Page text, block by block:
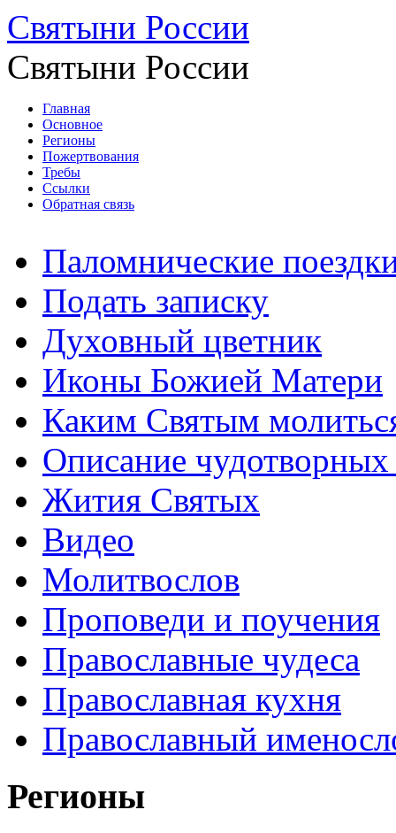
Святыни России
Святыни России
Главная
Основное
Регионы
Пожертвования
Требы
Ссылки
Обратная связь
Паломнические
Подать записку
Духовный цветник
Иконы Божией Матери
Каким Святым
Описание
Жития Святых
Видео
Молитвослов
Проповеди и поучения
Православные чудеса
Православная кухня
Православный
Регионы